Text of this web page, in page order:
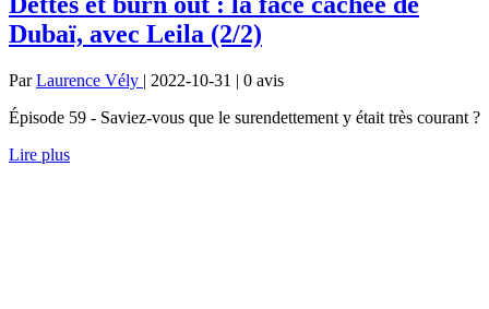
Dubaï, avec Leila (2/2)
ParLaurence Vély | 2022-10-31 | 0 avis
Épisode 59 - Saviez-vous que le surendettement y était très courant ?
Lire plus